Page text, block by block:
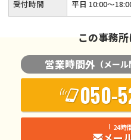
でぜひご依頼ください。経済
受付時間 平日 10:00〜
この事務
営業時間外 （メー
050-
24時